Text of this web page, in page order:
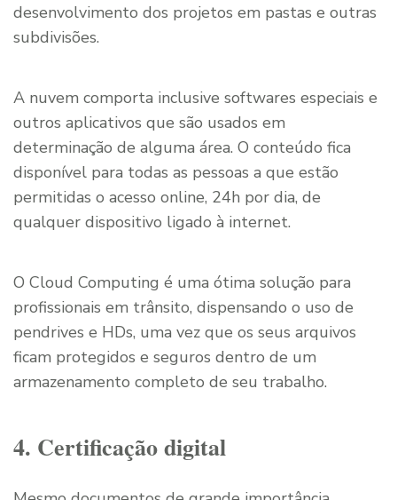
desenvolvimento dos projetos em pastas e outras
subdivisões.
A nuvem comporta inclusive softwares especiais e
outros aplicativos que são usados em
determinação de alguma área. O conteúdo fica
disponível para todas as pessoas a que estão
permitidas o acesso online, 24h por dia, de
qualquer dispositivo ligado à internet.
O Cloud Computing é uma ótima solução para
profissionais em trânsito, dispensando o uso de
pendrives e HDs, uma vez que os seus arquivos
ficam protegidos e seguros dentro de um
armazenamento completo de seu trabalho.
4. Certificação digital